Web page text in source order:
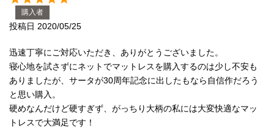
羽毛・掛け布団
カラーで探す
購入者
投稿日 2020/05/25
迅速丁寧にご対応いただき、ありがとうございました。
寝心地を試さずにネットでマットレスを購入するのは少し不安も
ありましたが、サータが30周年記念に出したもなら自信作だろう
と思い購入。
硬めなんだけど硬すぎず、がっちり大柄の私には大変快適なマッ
トレスで大満足です！